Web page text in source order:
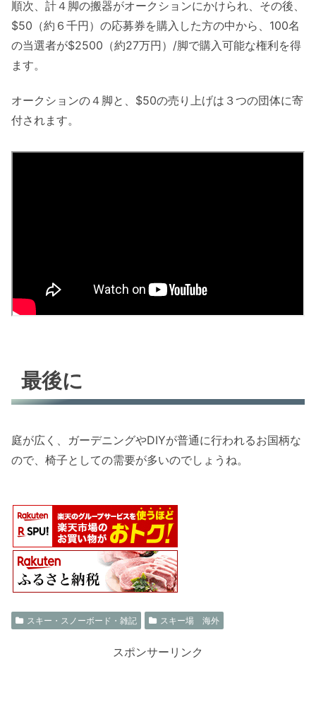
順次、計４脚の搬器がオークションにかけられ、その後、
$50（約６千円）の応募券を購入した方の中から、100名
の当選者が$2500（約27万円）/脚で購入可能な権利を得
ます。
オークションの４脚と、$50の売り上げは３つの団体に寄
付されます。
最後に
庭が広く、ガーデニングやDIYが普通に行われるお国柄な
ので、椅子としての需要が多いのでしょうね。
スキー・スノーボード・雑記 スキー場 海外
スポンサーリンク